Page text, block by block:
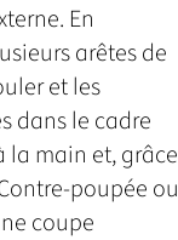
En
arêtes de
et les
dans le cadre
la main et, grâce
poupée ou
coupe